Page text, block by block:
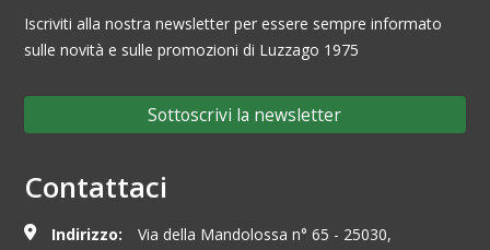
Iscriviti alla nostra newsletter per essere sempre informato
sulle novità e sulle promozioni di Luzzago 1975
Sottoscrivi la newsletter
Contattaci
Indirizzo:
Via della Mandolossa n° 65 - 25030,